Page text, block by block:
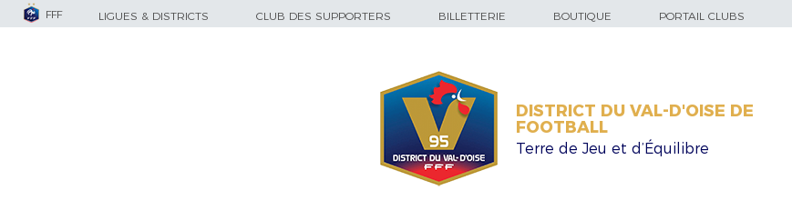
FFF LIGUES & DISTRICTS CLUB DES SUPPORTERS BILLETTERIE BOUTIQUE PORTAIL CLUBS
DISTRICT DU VAL-D'OISE DE
FOOTBALL
Terre de Jeu et d’Équilibre